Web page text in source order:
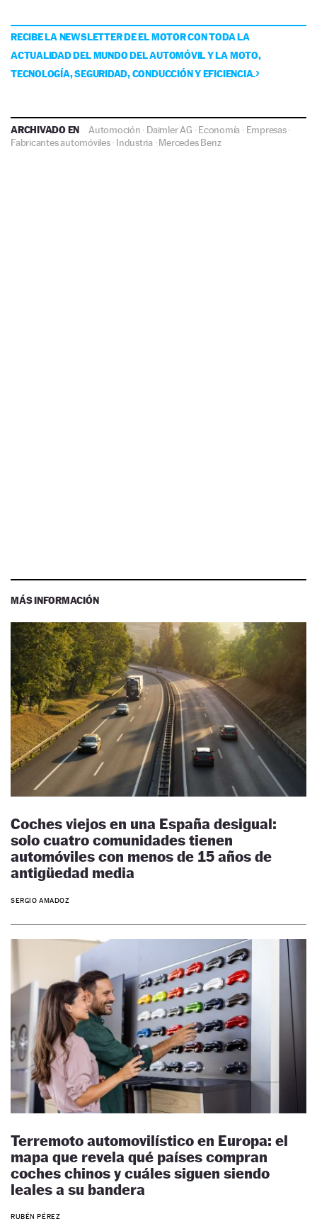
RECIBE LA NEWSLETTER DE EL MOTOR CON TODA LA
ACTUALIDAD DEL MUNDO DEL AUTOMÓVIL Y LA MOTO,
TECNOLOGÍA, SEGURIDAD, CONDUCCIÓN Y EFICIENCIA.
ARCHIVADO EN Automoción · Daimler AG ·Economía · Empresas·
Fabricantes automóviles· Industria·Mercedes Benz
MÁS INFORMACIÓN
Coches viejos en una España desigual:
solo cuatro comunidades tienen
automóviles con menos de 15 años de
antigüedad media
SERGIO AMADOZ
Terremoto automovilístico en Europa: el
mapa que revela qué países compran
coches chinos y cuáles siguen siendo
leales a su bandera
RUBÉN PÉREZ